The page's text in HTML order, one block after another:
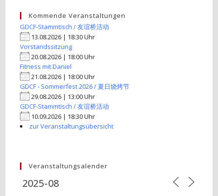
Kommende Veranstaltungen
GDCF-Stammtisch / 友谊桥活动
13.08.2026 | 18:30 Uhr
Vorstandssitzung
20.08.2026 | 18:00 Uhr
Fitness mit Daniel
21.08.2026 | 18:00 Uhr
GDCF - Sommerfest 2026 / 夏日烧烤节
29.08.2026 | 13:00 Uhr
GDCF-Stammtisch / 友谊桥活动
10.09.2026 | 18:30 Uhr
zur Veranstaltungsübersicht
Veranstaltungsalender